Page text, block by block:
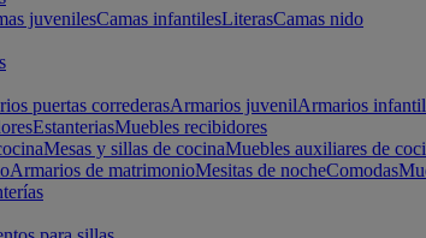
juvenilesCamas infantilesLiterasCamas nido
puertas correderasArmarios juvenilArmarios
EstanteriasMuebles recibidores
Mesas y sillas de cocinaMuebles auxiliares de
Armarios de matrimonioMesitas de nocheComodas